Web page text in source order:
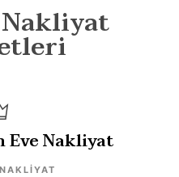
Eve Nakliyat